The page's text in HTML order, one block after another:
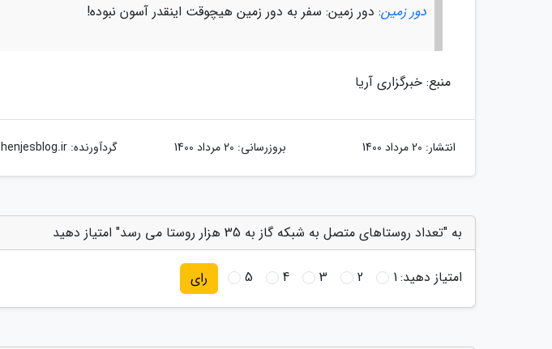
دور زمین: دور زمین: سفر به دور زمین هیچوقت اینقدر آسون نبوده!
منبع: خبرگزاری آریا
انتشار: 20 مرداد 1400 بروزرسانی: 20 مرداد 1400 گردآورنده:henjesblog.ir
به "تعداد روستاهای متصل به شبکه گاز به 35 هزار روستا می رسد" امتیاز دهید
امتیاز دهید:1
2
3
4
5 رای